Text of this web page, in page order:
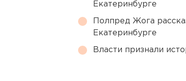
Екатеринбурге
Полпред Жога
Екатеринбурге
Власти признали